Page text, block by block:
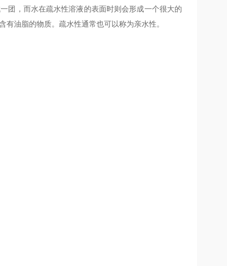
团，而水在疏水性溶液的表面时则会形成一个很大的
油脂的物质。疏水性通常也可以称为亲水性。